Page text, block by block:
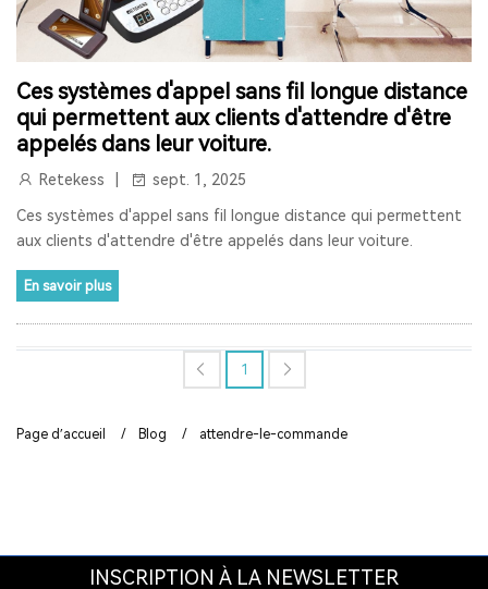
Ces systèmes d'appel sans fil longue distance
qui permettent aux clients d'attendre d'être
appelés dans leur voiture.
Retekess sept. 1, 2025
Ces systèmes d'appel sans fil longue distance qui permettent
aux clients d'attendre d'être appelés dans leur voiture.
En savoir plus
1
ENCEINTE BLUETOOTH ÉTANCHE
HAUT-PARLEUR BLUETOOTH SANS FIL RADIO FM
RETEKESS AUDIOGUIDE
AUDIOGUIDE DU MUSÉE TOUR GUIDE SYSTEM
TOUR GUIDE SYSTEM
HAUT-PARLEUR DE FENÊTRE
SYSTÈME D'INTERPHONE DE COMPTEUR À DEUX VOIES
LE SIGNAL 2.4G EST UNIVERSEL
VERROUILLAGE DE CANAL
Page d’accueil / Blog / attendre-le-commande
INSCRIPTION À LA NEWSLETTER